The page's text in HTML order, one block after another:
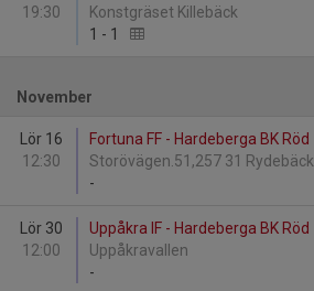
19:30
Konstgräset Killebäck
1 - 1
November
Lör 16
12:30
Fortuna FF - Hardeberga BK Röd
Storövägen.51,257 31 Rydebäck
-
Lör 30
12:00
Uppåkra IF - Hardeberga BK Röd
Uppåkravallen
-